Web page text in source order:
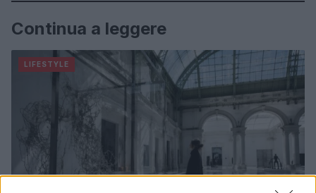
Continua a leggere
LIFESTYLE